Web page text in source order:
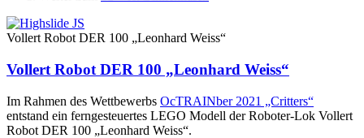
Vollert Robot DER 100 „Leonhard Weiss“
Vollert Robot DER 100 „Leonhard Weiss“
Im Rahmen des Wettbewerbs OcTRAINber 2021 „Critters“
entstand ein ferngesteuertes LEGO Modell der Roboter-Lok Vollert
Robot DER 100 „Leonhard Weiss“.